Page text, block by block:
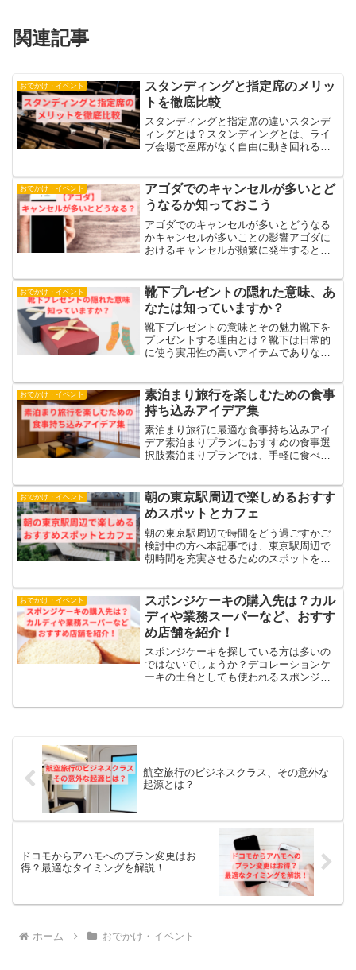
関連記事
おでかけ・イベント
スタンディングと指定席のメリッ
トを徹底比較
スタンディングと指定席の違いスタンデ
ィングとは？スタンディングとは、ライ
ブ会場で座席がなく自由に動き回れるエ
の距離が近いのが特徴です。特に小規模
なライブハウスでは、観客...
おでかけ・イベント
アゴダでのキャンセルが多いとど
うなるか知っておこう
アゴダでのキャンセルが多いとどうなる
かキャンセルが多いことの影響アゴダに
おけるキャンセルが頻繁に発生すると、
用性や、ユーザーアカウント自体への影
響が懸念されます。キャン...
おでかけ・イベント
靴下プレゼントの隠れた意味、あ
なたは知っていますか？
靴下プレゼントの意味とその魅力靴下を
プレゼントする理由とは？靴下は日常的
に使う実用性の高いアイテムでありなが
ッションアイテムとしての注目度も高ま
り、色や柄、ブランドによ...
おでかけ・イベント
素泊まり旅行を楽しむための食事
持ち込みアイデア集
素泊まり旅行に最適な食事持ち込みアイ
デア素泊まりプランにおすすめの食事選
択肢素泊まりプランでは、手軽に食べら
ンスタントスープなど、調理不要でその
まま食べられるものがおす...
おでかけ・イベント
朝の東京駅周辺で楽しめるおすす
めスポットとカフェ
朝の東京駅周辺で時間をどう過ごすかご
検討中の方へ本記事では、東京駅周辺で
朝時間を充実させるためのスポットをご
けて、リフレッシュできるカフェや楽し
い場所をピックアップしまし...
おでかけ・イベント
スポンジケーキの購入先は？カル
ディや業務スーパーなど、おすす
め店舗を紹介！
スポンジケーキを探している方は多いの
ではないでしょうか？デコレーションケ
ーキの土台としても使われるスポンジケ
航空旅行のビジネスクラス、その意外な
起源とは？
ドコモからアハモへのプラン変更はお
得？最適なタイミングを解説！
ホーム おでかけ・イベント